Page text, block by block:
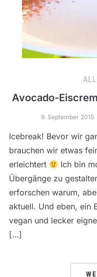
Avocado-
9. September 2015
Icebreak! Bevor wir
brauchen wir etwas
erleichtert
Ich bin
Übergänge zu
erforschen warum,
aktuell. Und eben, ein
vegan und lecker
[…]